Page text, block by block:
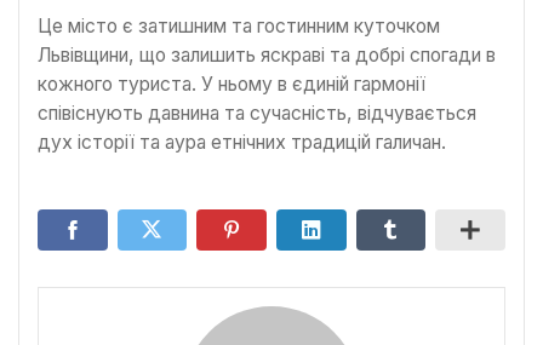
Це місто є затишним та гостинним куточком
Львівщини, що залишить яскраві та добрі спогади в
кожного туриста. У ньому в єдиній гармонії
співіснують давнина та сучасність, відчувається
дух історії та аура етнічних традицій галичан.